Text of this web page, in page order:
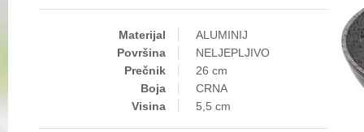
Materijal
ALUMINIJ
Površina
NELJEPLJIVO
Prečnik
26 cm
Boja
CRNA
Visina
5,5 cm